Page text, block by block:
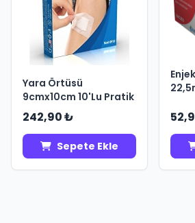
Yara Örtüsü
9cmx10cm 10'Lu Pratik
242,90 ₺
Sepete Ekle